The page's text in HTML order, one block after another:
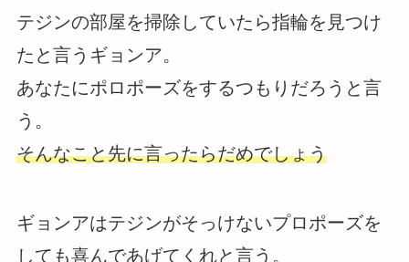
テジンの部屋を掃除していたら指輪を見つけ
たと言うギョンア。
あなたにポロポーズをするつもりだろうと言
う。
そんなこと先に言ったらだめでしょう
ギョンアはテジンがそっけないプロポーズを
しても喜んであげてくれと言う。